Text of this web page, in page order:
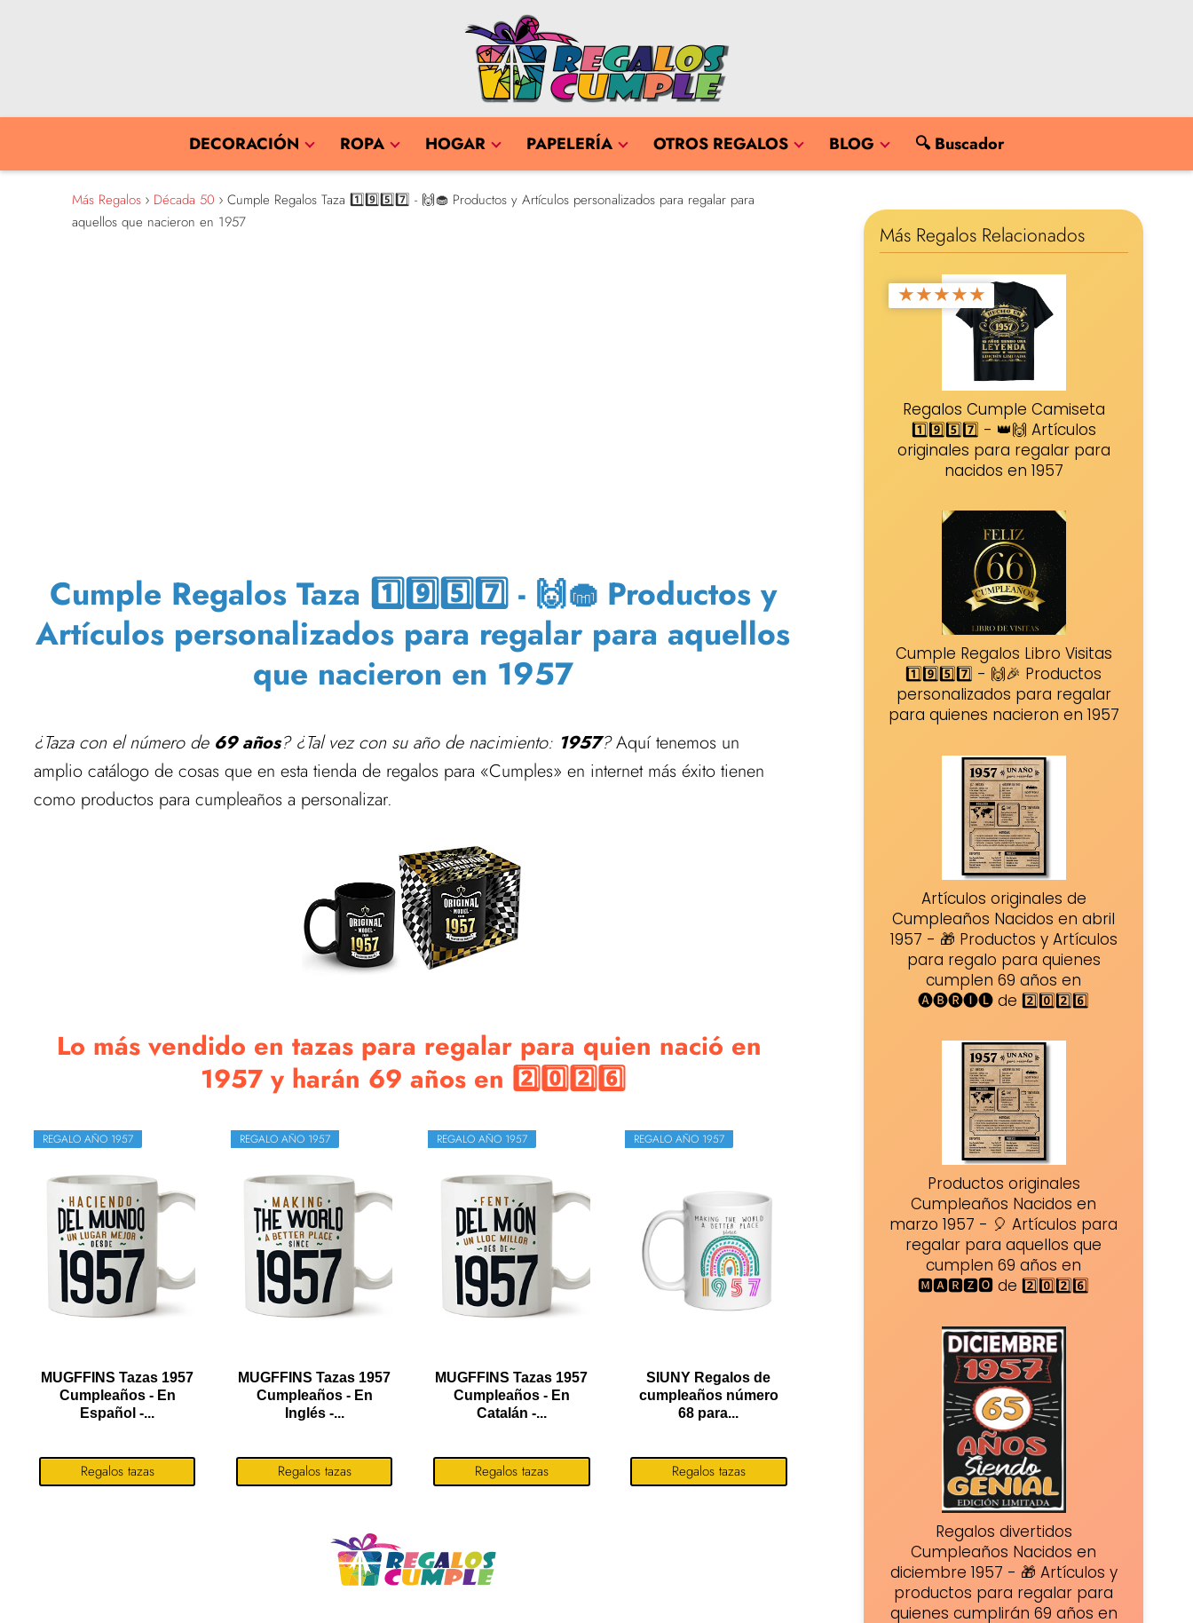
DECORACIÓN ROPA HOGAR PAPELERÍA OTROS REGALOS BLOG 🔍 Buscador
Más Regalos Década 50
Cumple Regalos Taza 1️⃣9️⃣5️⃣7️⃣ - 🙌🧁 Productos y Artículos personalizados para regalar para
aquellos que nacieron en 1957
Cumple Regalos Taza 1️⃣9️⃣5️⃣7️⃣ - 🙌🧁 Productos y
Artículos personalizados para regalar para aquellos
que nacieron en 1957
¿Taza con el número de 69 años? ¿Tal vez con su año de nacimiento: 1957?Aquí tenemos un
amplio catálogo de cosas que en esta tienda de regalos para «Cumples» en internet más éxito tienen
como productos para cumpleaños a personalizar.
Lo más vendido en tazas para regalar para quien nació en
1957 y harán 69 años en 2️⃣0️⃣2️⃣6️⃣
REGALO AÑO 1957
MUGFFINS Tazas 1957
Cumpleaños - En
Español -...
Regalos tazas
REGALO AÑO 1957
MUGFFINS Tazas 1957
Cumpleaños - En
Inglés -...
Regalos tazas
REGALO AÑO 1957
MUGFFINS Tazas 1957
Cumpleaños - En
Catalán -...
Regalos tazas
REGALO AÑO 1957
SIUNY Regalos de
cumpleaños número
68 para...
Regalos tazas
Más Regalos Relacionados
★★★★★
Regalos Cumple Camiseta
1️⃣9️⃣5️⃣7️⃣ - 👑🙌 Artículos
originales para regalar para
nacidos en 1957
Cumple Regalos Libro Visitas
1️⃣9️⃣5️⃣7️⃣ - 🙌🎉 Productos
personalizados para regalar
para quienes nacieron en 1957
Artículos originales de
Cumpleaños Nacidos en abril
1957 - 🎁 Productos y Artículos
para regalo para quienes
cumplen 69 años en
🅐🅑🅡🅘🅛 de 2️⃣0️⃣2️⃣6️⃣
Productos originales
Cumpleaños Nacidos en
marzo 1957 - 🎈 Artículos para
regalar para aquellos que
cumplen 69 años en
🅼🅰🆁🆉🅾 de 2️⃣0️⃣2️⃣6️⃣
Regalos divertidos
Cumpleaños Nacidos en
diciembre 1957 - 🎁 Artículos y
productos para regalar para
quienes cumplirán 69 años en